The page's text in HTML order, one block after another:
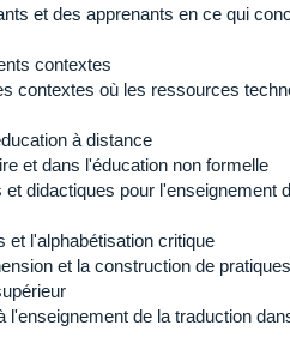
et des apprenants en ce qui
contextes
contextes où les ressources
à distance
et dans l'éducation non formelle
didactiques pour l'enseignement
et l'alphabétisation critique
et la construction de
de la traduction